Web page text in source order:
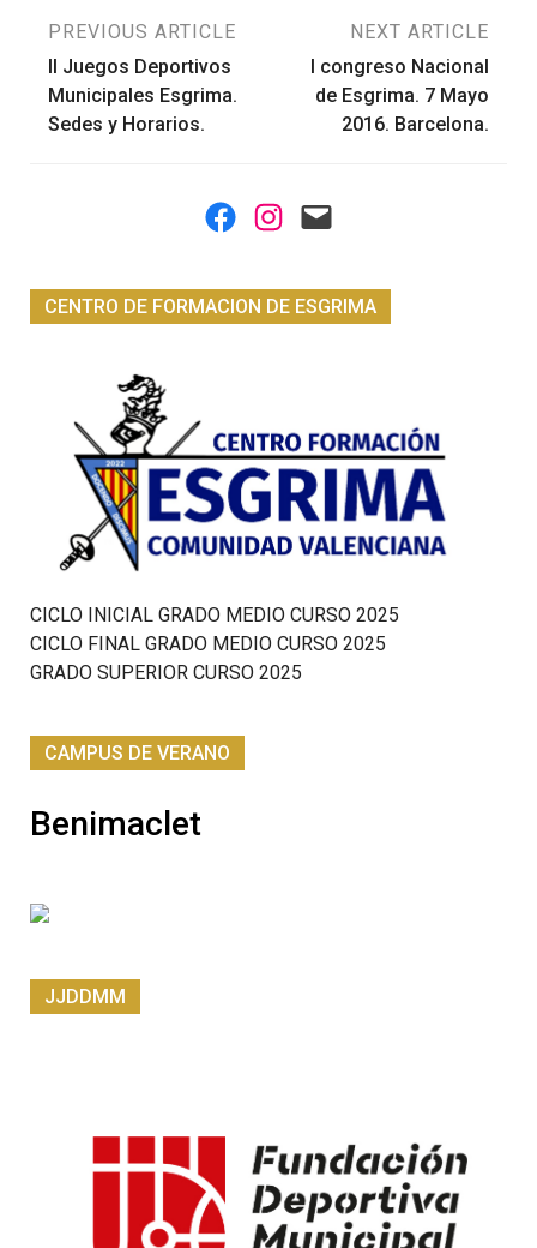
Navegación
de
entradas
PREVIOUS ARTICLE
II Juegos Deportivos
Municipales Esgrima.
Sedes y Horarios.
NEXT ARTICLE
I congreso Nacional
de Esgrima. 7 Mayo
2016. Barcelona.
Facebook
Instagram
Mail
CENTRO DE FORMACION DE ESGRIMA
CICLO INICIAL GRADO MEDIO CURSO 2025
CICLO FINAL GRADO MEDIO CURSO 2025
GRADO SUPERIOR CURSO 2025
CAMPUS DE VERANO
Benimaclet
JJDDMM